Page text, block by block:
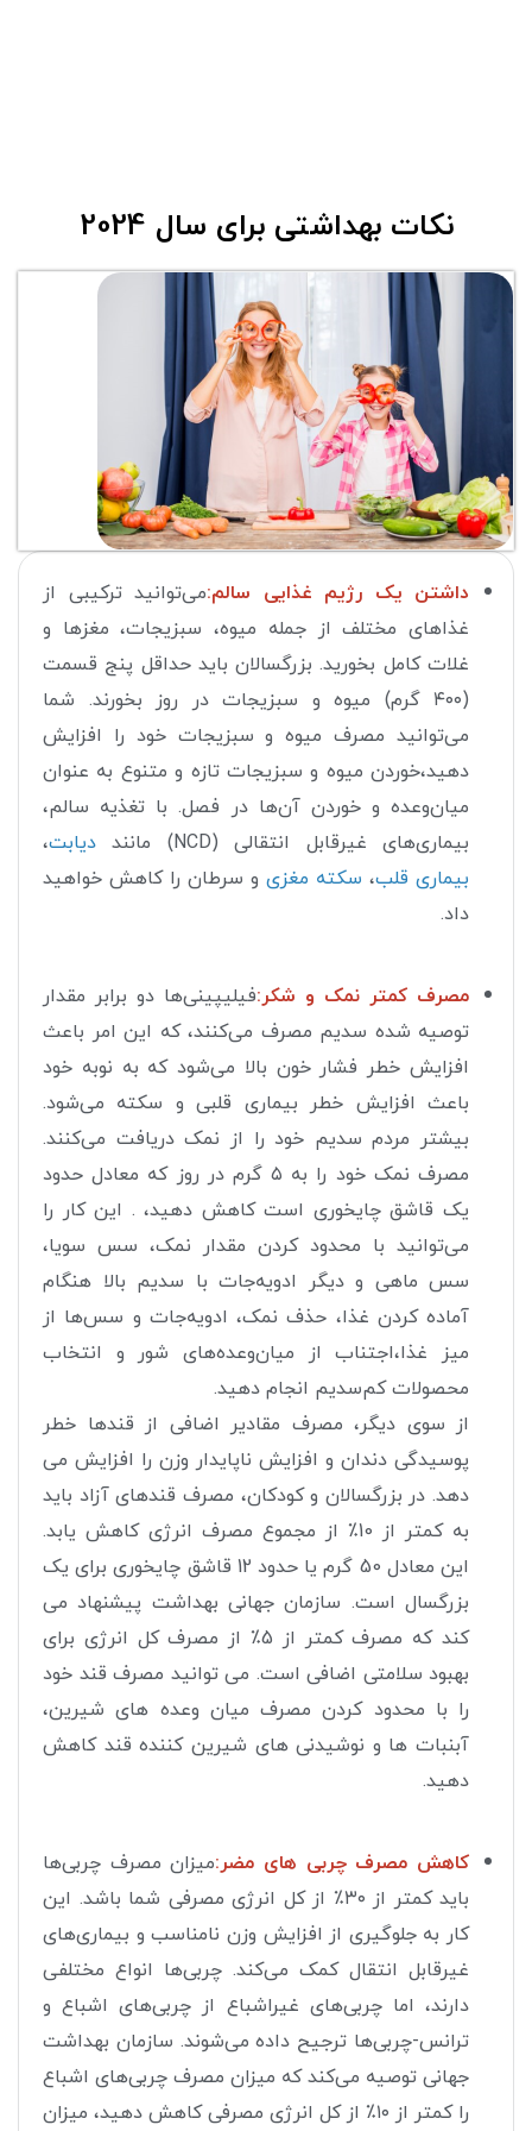
نکات بهداشتی برای سال 2024
داشتن یک رژیم غذایی سالم:می‌توانید ترکیبی از
غذاهای مختلف از جمله میوه، سبزیجات، مغزها و
غلات کامل بخورید. بزرگسالان باید حداقل پنج قسمت
(۴۰۰ گرم) میوه و سبزیجات در روز بخورند. شما
می‌توانید مصرف میوه و سبزیجات خود را افزایش
دهید،خوردن میوه و سبزیجات تازه و متنوع به عنوان
میان‌وعده و خوردن آن‌ها در فصل. با تغذیه سالم،
بیماری‌های غیرقابل انتقالی (NCD) مانند
دیابت،
بیماری قلب، سکته مغزی و سرطان را کاهش خواهید
داد.
مصرف کمتر نمک و شکر:فیلیپینی‌ها دو برابر مقدار
توصیه شده سدیم مصرف می‌کنند، که این امر باعث
افزایش خطر فشار خون بالا می‌شود که به نوبه خود
باعث افزایش خطر بیماری قلبی و سکته می‌شود.
بیشتر مردم سدیم خود را از نمک دریافت می‌کنند.
مصرف نمک خود را به ۵ گرم در روز که معادل حدود
یک قاشق چایخوری است کاهش دهید، . این کار را
می‌توانید با محدود کردن مقدار نمک، سس سویا،
سس ماهی و دیگر ادویه‌جات با سدیم بالا هنگام
آماده کردن غذا، حذف نمک، ادویه‌جات و سس‌ها از
میز غذا،اجتناب از میان‌وعده‌های شور و انتخاب
محصولات کم‌سدیم انجام دهید.
از سوی دیگر، مصرف مقادیر اضافی از قندها خطر
پوسیدگی دندان و افزایش ناپایدار وزن را افزایش می
دهد. در بزرگسالان و کودکان، مصرف قندهای آزاد باید
به کمتر از 10٪ از مجموع مصرف انرژی کاهش یابد.
این معادل 50 گرم یا حدود 12 قاشق چایخوری برای یک
بزرگسال است. سازمان جهانی بهداشت پیشنهاد می
کند که مصرف کمتر از 5٪ از مصرف کل انرژی برای
بهبود سلامتی اضافی است. می توانید مصرف قند خود
را با محدود کردن مصرف میان وعده های شیرین،
آبنبات ها و نوشیدنی های شیرین کننده قند کاهش
دهید.
کاهش مصرف چربی های مضر:میزان مصرف چربی‌ها
باید کمتر از ۳۰٪ از کل انرژی مصرفی شما باشد. این
کار به جلوگیری از افزایش وزن نامناسب و بیماری‌های
غیرقابل انتقال کمک می‌کند. چربی‌ها انواع مختلفی
دارند، اما چربی‌های غیراشباع از چربی‌های اشباع و
ترانس-چربی‌ها ترجیح داده می‌شوند. سازمان بهداشت
جهانی توصیه می‌کند که میزان مصرف چربی‌های اشباع
را کمتر از ۱۰٪ از کل انرژی مصرفی کاهش دهید، میزان